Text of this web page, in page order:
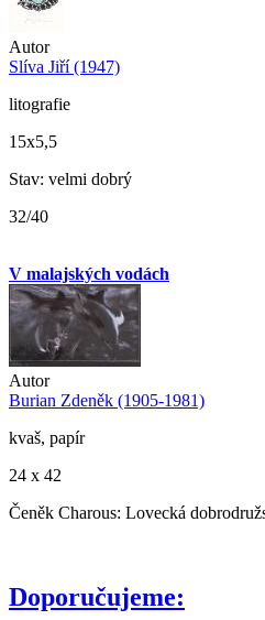
Autor
Slíva Jiří (1947)
litografie
15x5,5
Stav: velmi dobrý
32/40
V malajských vodách
Autor
Burian Zdeněk (1905-1981)
kvaš, papír
24 x 42
Čeněk Charous: Lovecká
Doporučujeme: